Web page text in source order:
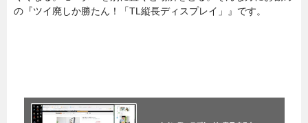
の『ツイ廃しか勝たん！「TL縦長ディスプレイ」』です。